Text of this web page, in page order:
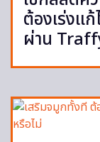
ต้องเร่งแ
ผ่าน